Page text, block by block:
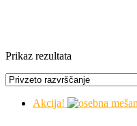
Prikaz rezultata
Akcija!